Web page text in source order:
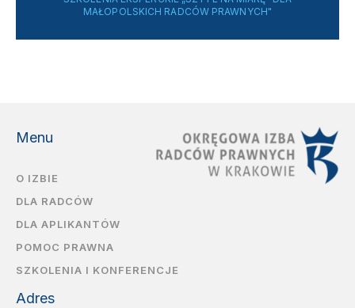
MAŁOPOLSKICH RADCÓW PRAWNYCH"
Menu
O IZBIE
DLA RADCÓW
DLA APLIKANTÓW
POMOC PRAWNA
SZKOLENIA I KONFERENCJE
Adres